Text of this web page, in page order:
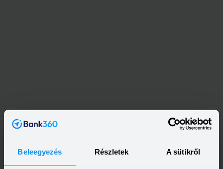
Beleegyezés Részletek A sütikről